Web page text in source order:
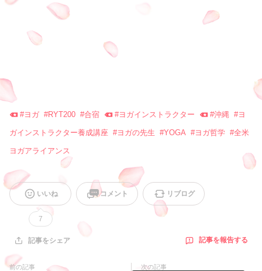
#ヨガ #RYT200 #合宿 #ヨガインストラクター #沖縄 #ヨ
ガインストラクター養成講座 #ヨガの先生 #YOGA #ヨガ哲学 #全米
ヨガアライアンス
いいね
7
コメント リブログ
記事をシェア 記事を報告する
前の記事 次の記事